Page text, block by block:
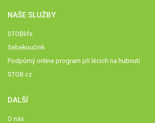
NAŠE SLUŽBY
STOBlife
Sebekoučink
Podpůrný online program při lécích na hubnutí
STOB.cz
DALŠÍ
O nás